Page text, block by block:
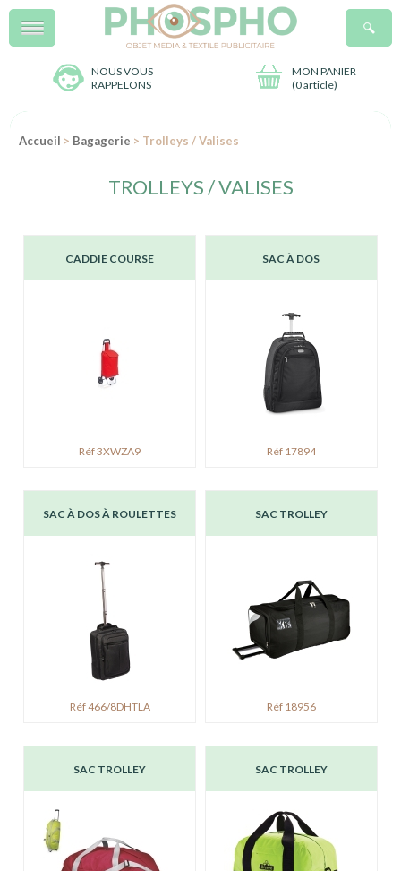
NOUS VOUS
RAPPELONS
MON PANIER
(0 article)
Menu
Accueil > Bagagerie > Trolleys / Valises
TROLLEYS / VALISES
CADDIE COURSE
Réf 3XWZA9
SAC À DOS
Réf 17894
SAC À DOS À ROULETTES
Réf 466/8DHTLA
SAC TROLLEY
Réf 18956
SAC TROLLEY SAC TROLLEY